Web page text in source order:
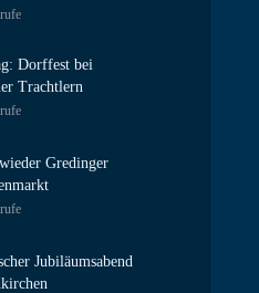
Dorffest bei
Trachtlern
Gredinger
Jubiläumsabend